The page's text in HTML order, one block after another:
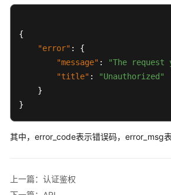
如
用
求
鉴
{
"error" :
{
"message" :
"The request
"title" :
"Unauthorized"
}
}
其中，error_code表示错误码，error_msg表
上一篇：认证鉴权